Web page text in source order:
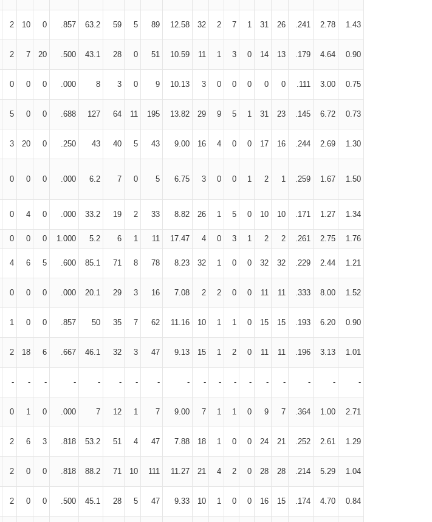
2 10 0 .857 63.2 59 5 89 12.58 32 2 7 1 31 26 .241 2.78 1.43
2 7 20 .500 43.1 28 0 51 10.59 11 1 3 0 14 13 .179 4.64 0.90
0 0 0 .000 8 3 0 9 10.13 3 0 0 0 0 0 .111 3.00 0.75
5 0 0 .688 127 64 11 195 13.82 29 9 5 1 31 23 .145 6.72 0.73
3 20 0 .250 43 40 5 43 9.00 16 4 0 0 17 16 .244 2.69 1.30
0 0 0 .000 6.2 7 0 5 6.75 3 0 0 1 2 1 .259 1.67 1.50
0 4 0 .000 33.2 19 2 33 8.82 26 1 5 0 10 10 .171 1.27 1.34
0 0 0 1.000 5.2 6 1 11 17.47 4 0 3 1 2 2 .261 2.75 1.76
4 6 5 .600 85.1 71 8 78 8.23 32 1 0 0 32 32 .229 2.44 1.21
0 0 0 .000 20.1 29 3 16 7.08 2 2 0 0 11 11 .333 8.00 1.52
1 0 0 .857 50 35 7 62 11.16 10 1 1 0 15 15 .193 6.20 0.90
2 18 6 .667 46.1 32 3 47 9.13 15 1 2 0 11 11 .196 3.13 1.01
- - - - - - - - - - - - - - - - - -
0 1 0 .000 7 12 1 7 9.00 7 1 1 0 9 7 .364 1.00 2.71
2 6 3 .818 53.2 51 4 47 7.88 18 1 0 0 24 21 .252 2.61 1.29
2 0 0 .818 88.2 71 10 111 11.27 21 4 2 0 28 28 .214 5.29 1.04
2 0 0 .500 45.1 28 5 47 9.33 10 1 0 0 16 15 .174 4.70 0.84